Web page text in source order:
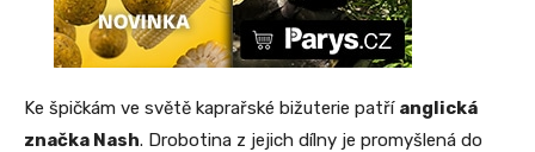
Ke špičkám ve světě kaprařské bižuterie patří anglická
značka Nash. Drobotina z jejich dílny je promyšlená do